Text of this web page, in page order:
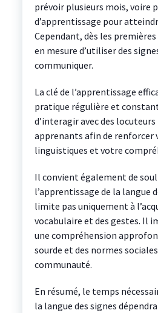
prévoir plusieurs mois, voire
d’apprentissage pour
Cependant, dès les
en mesure d’utiliser des
communiquer.
La clé de l’apprentissage
pratique régulière et
d’interagir avec des
apprenants afin de renforcer
linguistiques et votre
Il convient également de
l’apprentissage de la langue
limite pas uniquement à
vocabulaire et des gestes. Il
une compréhension
sourde et des normes
communauté.
En résumé, le temps
la langue des signes